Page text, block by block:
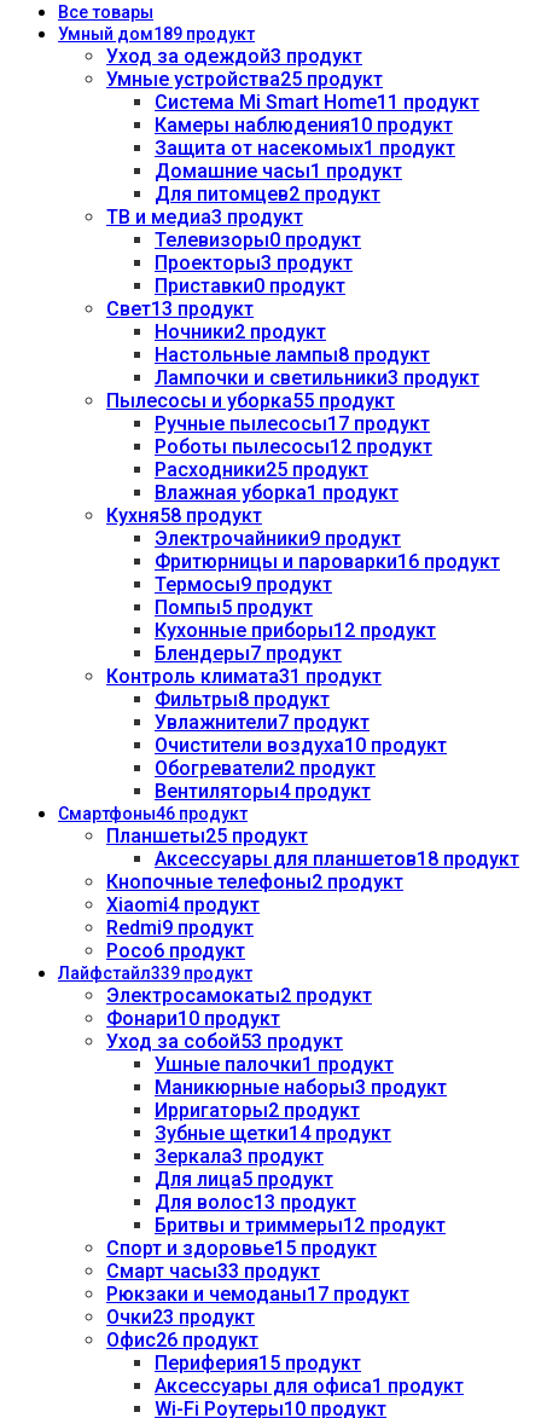
Всетовары
Умный дом189 продукт
Уход за одеждой3 продукт
Умные устройства25 продукт
Система Mi Smart Home11 продукт
Камеры наблюдения10 продукт
Защита от насекомых1 продукт
Домашние часы1 продукт
Для питомцев2 продукт
ТВ и медиа3 продукт
Телевизоры0 продукт
Проекторы3 продукт
Приставки0 продукт
Свет13 продукт
Ночники2 продукт
Настольные лампы8 продукт
Лампочки и светильники3 продукт
Пылесосы и уборка55 продукт
Ручные пылесосы17 продукт
Роботы пылесосы12 продукт
Расходники25 продукт
Влажная уборка1 продукт
Кухня58 продукт
Электрочайники9 продукт
Фритюрницы и пароварки16 продукт
Термосы9 продукт
Помпы5 продукт
Кухонные приборы12 продукт
Блендеры7 продукт
Контроль климата31 продукт
Фильтры8 продукт
Увлажнители7 продукт
Очистители воздуха10 продукт
Обогреватели2 продукт
Вентиляторы4 продукт
Смартфоны46 продукт
Планшеты25 продукт
Аксессуары для планшетов18 продукт
Кнопочные телефоны2 продукт
Xiaomi4 продукт
Redmi9 продукт
Poco6 продукт
Лайфстайл339 продукт
Электросамокаты2 продукт
Фонари10 продукт
Уход за собой53 продукт
Ушные палочки1 продукт
Маникюрные наборы3 продукт
Ирригаторы2 продукт
Зубные щетки14 продукт
Зеркала3 продукт
Для лица5 продукт
Для волос13 продукт
Бритвы и триммеры12 продукт
Спорт и здоровье15 продукт
Смарт часы33 продукт
Рюкзаки и чемоданы17 продукт
Очки23 продукт
Офис26 продукт
Периферия15 продукт
Аксессуары для офиса1 продукт
Wi-Fi Роутеры10 продукт